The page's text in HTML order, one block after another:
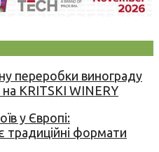
переробки винограду
KRITSKI WINERY
у Європі:
традиційні формати